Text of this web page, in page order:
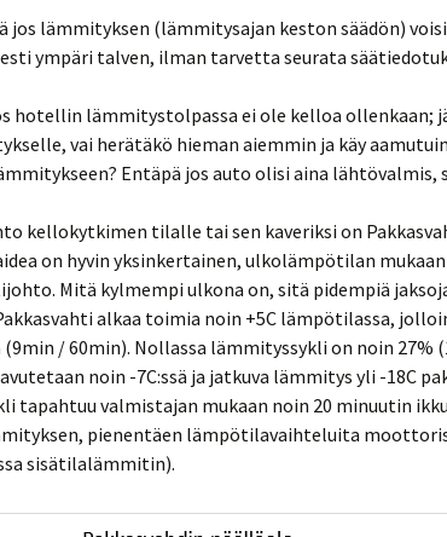
jos lämmityksen (lämmitysajan keston säädön)
ympäri talven, ilman tarvetta seurata
hotellin lämmitystolpassa ei ole kelloa ollenkaan;
vai herätäkö hieman aiemmin ja käy
Entäpä jos auto olisi aina lähtövalmis,
kellokytkimen tilalle tai sen kaveriksi on
on hyvin yksinkertainen, ulkolämpötilan
Mitä kylmempi ulkona on, sitä pidempiä
alkaa toimia noin +5C lämpötilassa,
/ 60min). Nollassa lämmityssykli on noin 27%
noin -7C:ssä ja jatkuva lämmitys yli -18C
tapahtuu valmistajan mukaan noin 20 minuutin
pienentäen lämpötilavaihteluita
sisätilalämmitin).